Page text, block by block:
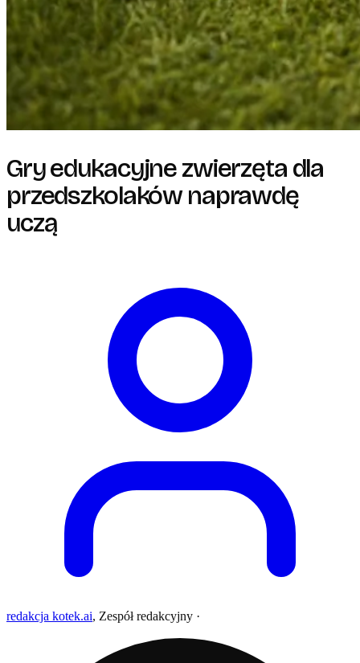
Gry edukacyjne zwierzęta dla
przedszkolaków naprawdę
uczą
redakcja kotek.ai, Zespół redakcyjny ·